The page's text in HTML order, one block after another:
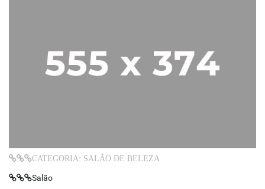
CATEGORIA: SALÃO DE BELEZA
Salão